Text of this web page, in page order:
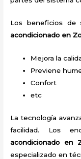
Los beneficios
acondicionado en
Mejora la
Previene
Confort
etc
La tecnología
facilidad. Los
acondicionado en
especializado en